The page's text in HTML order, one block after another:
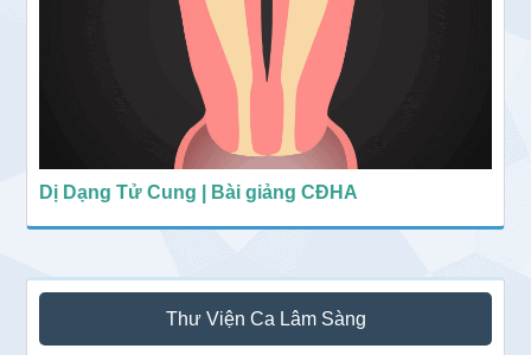
Dị Dạng Tử Cung | Bài giảng CĐHA
Thư Viện Ca Lâm Sàng